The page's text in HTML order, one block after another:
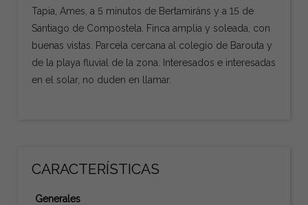
Tapia, Ames, a 5 minutos de Bertamiráns y a 15 de
Santiago de Compostela. Finca amplia y soleada, con
buenas vistas. Parcela cercana al colegio de Barouta y
de la playa fluvial de la zona. Interesados e interesadas
en el solar, no duden en llamar.
CARACTERÍSTICAS
Generales